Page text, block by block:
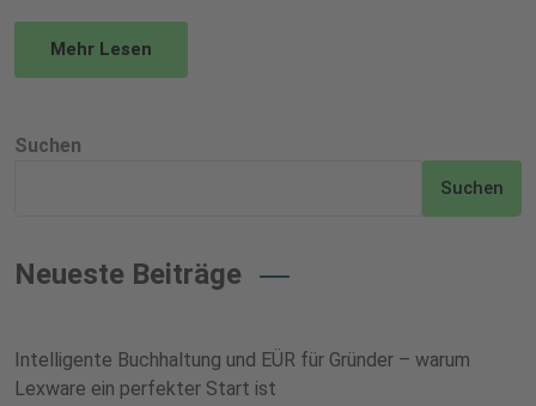
Mehr Lesen
Suchen
Suchen
Neueste Beiträge
Intelligente Buchhaltung und EÜR für Gründer – warum
Lexware ein perfekter Start ist